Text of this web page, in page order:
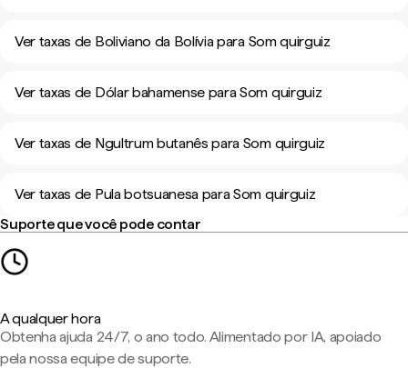
Ver taxas de Boliviano da Bolívia para Som quirguiz
Ver taxas de Dólar bahamense para Som quirguiz
Ver taxas de Ngultrum butanês para Som quirguiz
Ver taxas de Pula botsuanesa para Som quirguiz
Suporte que você pode contar
A qualquer hora
Obtenha ajuda 24/7, o ano todo. Alimentado por IA, apoiado
pela nossa equipe de suporte.